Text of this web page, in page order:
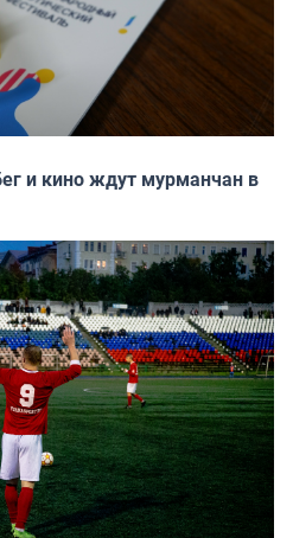
и кино ждут мурманчан в